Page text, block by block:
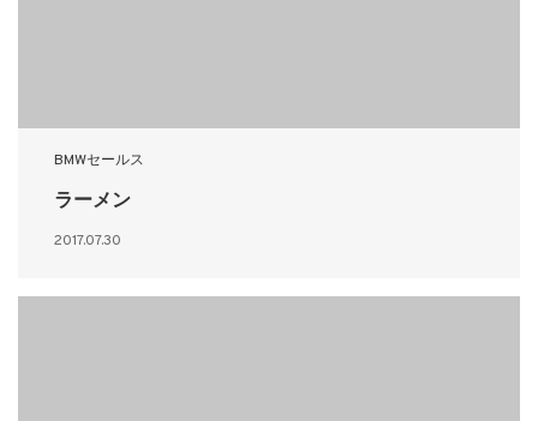
BMWセールス
ラーメン
2017.07.30